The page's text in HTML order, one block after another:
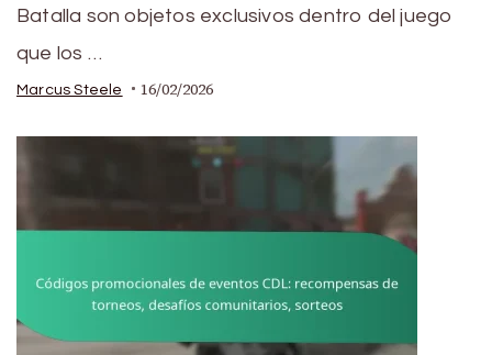
Batalla son objetos exclusivos dentro del juego
que los …
Marcus Steele 16/02/2026